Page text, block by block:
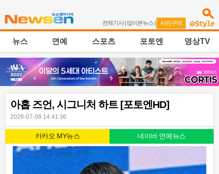
전체기사| 많이본뉴스 | 사진구매
뉴스 연예 스포츠 포토엔 영상TV
아홉 즈언, 시그니처 하트 [포토엔HD]
2026-07-08 14:41:36
카카오 MY뉴스 네이버 연예뉴스